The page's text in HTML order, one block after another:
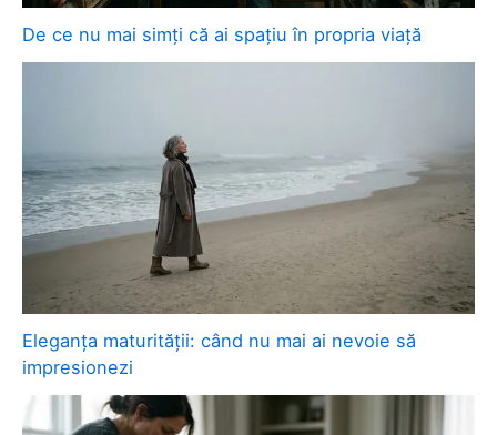
De ce nu mai simți că ai spațiu în propria viață
Eleganța maturității: când nu mai ai nevoie să
impresionezi